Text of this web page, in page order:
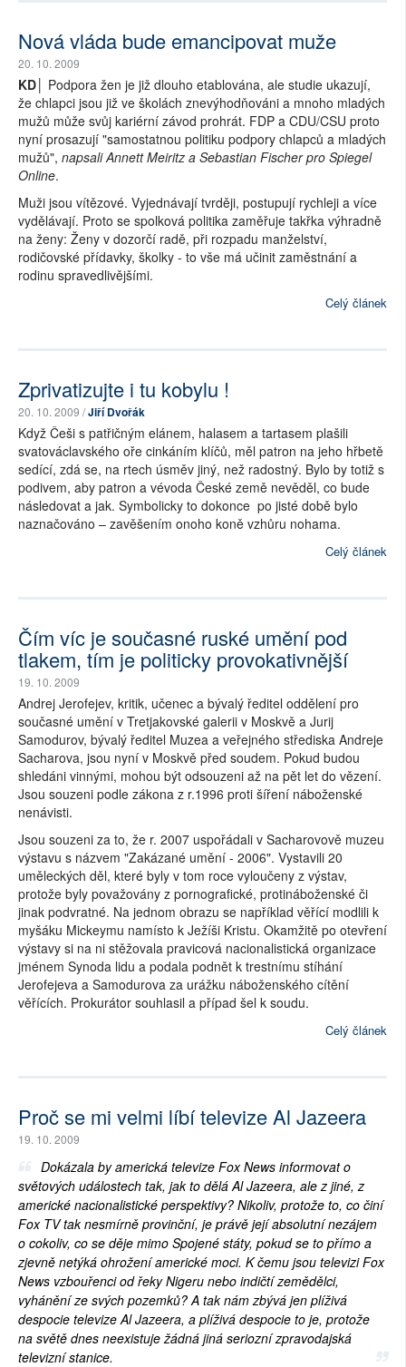
Nová vláda bude emancipovat muže
20. 10. 2009
KD│
Podpora žen je již dlouho etablována, ale studie ukazují,
že chlapci jsou již ve školách znevýhodňováni a mnoho mladých
mužů může svůj kariérní závod prohrát. FDP a CDU/CSU proto
nyní prosazují "samostatnou politiku podpory chlapců a mladých
mužů", napsali Annett Meiritz a Sebastian Fischer pro Spiegel
Online.
Muži jsou vítězové. Vyjednávají tvrději, postupují rychleji a více
vydělávají. Proto se spolková politika zaměřuje takřka výhradně
na ženy: Ženy v dozorčí radě, při rozpadu manželství,
rodičovské přídavky, školky - to vše má učinit zaměstnání a
rodinu spravedlivějšími.
Celý článek
Zprivatizujte i tu kobylu !
20. 10. 2009 /Jiří Dvořák
Když Češi s patřičným elánem, halasem a tartasem plašili
svatováclavského oře cinkáním klíčů, měl patron na jeho hřbetě
sedící, zdá se, na rtech úsměv jiný, než radostný. Bylo by totiž s
podivem, aby patron a vévoda České země nevěděl, co bude
následovat a jak. Symbolicky to dokonce po jisté době bylo
naznačováno – zavěšením onoho koně vzhůru nohama.
Celý článek
Čím víc je současné ruské umění pod
tlakem, tím je politicky provokativnější
19. 10. 2009
Andrej Jerofejev, kritik, učenec a bývalý ředitel oddělení pro
současné umění v Tretjakovské galerii v Moskvě a Jurij
Samodurov, bývalý ředitel Muzea a veřejného střediska Andreje
Sacharova, jsou nyní v Moskvě před soudem. Pokud budou
shledáni vinnými, mohou být odsouzeni až na pět let do vězení.
Jsou souzeni podle zákona z r.1996 proti šíření náboženské
nenávisti.
Jsou souzeni za to, že r. 2007 uspořádali v Sacharovově muzeu
výstavu s názvem "Zakázané umění - 2006". Vystavili 20
uměleckých děl, které byly v tom roce vyloučeny z výstav,
protože byly považovány z pornografické, protináboženské či
jinak podvratné. Na jednom obrazu se například věřící modlili k
myšáku Mickeymu namísto k Ježíši Kristu. Okamžitě po otevření
výstavy si na ni stěžovala pravicová nacionalistická organizace
jménem Synoda lidu a podala podnět k trestnímu stíhání
Jerofejeva a Samodurova za urážku náboženského cítění
věřících. Prokurátor souhlasil a případ šel k soudu.
Celý článek
Proč se mi velmi líbí televize Al Jazeera
19. 10. 2009
Dokázala by americká televize Fox News informovat o
světových událostech tak, jak to dělá Al Jazeera, ale z jiné, z
americké nacionalistické perspektivy? Nikoliv, protože to, co činí
Fox TV tak nesmírně provinční, je právě její absolutní nezájem
o cokoliv, co se děje mimo Spojené státy, pokud se to přímo a
zjevně netýká ohrožení americké moci. K čemu jsou televizi Fox
News vzbouřenci od řeky Nigeru nebo indičtí zemědělci,
vyhánění ze svých pozemků? A tak nám zbývá jen plíživá
despocie televize Al Jazeera, a plíživá despocie to je, protože
na světě dnes neexistuje žádná jiná seriozní zpravodajská
televizní stanice.